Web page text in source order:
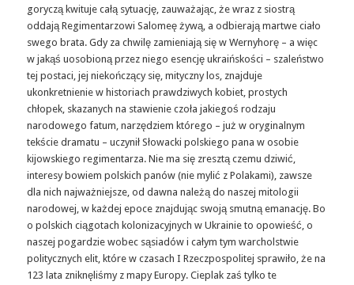
goryczą kwituje całą sytuację, zauważając, że wraz z siostrą
oddają Regimentarzowi Salomeę żywą, a odbierają martwe ciało
swego brata. Gdy za chwilę zamieniają się w Wernyhorę – a więc
w jakąś uosobioną przez niego esencję ukraińskości – szaleństwo
tej postaci, jej niekończący się, mityczny los, znajduje
ukonkretnienie w historiach prawdziwych kobiet, prostych
chłopek, skazanych na stawienie czoła jakiegoś rodzaju
narodowego fatum, narzędziem którego – już w oryginalnym
tekście dramatu – uczynił Słowacki polskiego pana w osobie
kijowskiego regimentarza. Nie ma się zresztą czemu dziwić,
interesy bowiem polskich panów (nie mylić z Polakami), zawsze
dla nich najważniejsze, od dawna należą do naszej mitologii
narodowej, w każdej epoce znajdując swoją smutną emanację. Bo
o polskich ciągotach kolonizacyjnych w Ukrainie to opowieść, o
naszej pogardzie wobec sąsiadów i całym tym warcholstwie
politycznych elit, które w czasach I Rzeczpospolitej sprawiło, że na
123 lata zniknęliśmy z mapy Europy. Cieplak zaś tylko te